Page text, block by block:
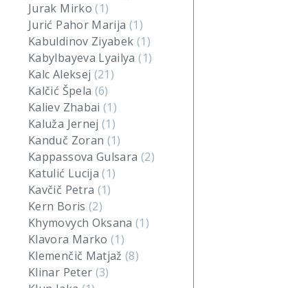
Jurak Mirko(1)
Jurić Pahor Marija (1)
Kabuldinov Ziyabek (1)
Kabylbayeva Lyailya(1)
Kalc Aleksej (21)
Kalčić Špela (6)
Kaliev Zhabai(1)
Kaluža Jernej(1)
Kanduč Zoran (1)
Kappassova Gulsara (2)
Katulić Lucija(1)
Kavčič Petra (1)
Kern Boris (2)
Khymovych Oksana(1)
Klavora Marko(1)
Klemenčič Matjaž(8)
Klinar Peter (3)